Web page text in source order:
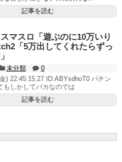
記事を読む
マスロ「遊ぶのに10万いり
「5万出してくれたらずっ
未分類
0
) 22:45:15.27 ID:ABYsdhoT0 パチン
もしかしてバカなのでは
記事を読む